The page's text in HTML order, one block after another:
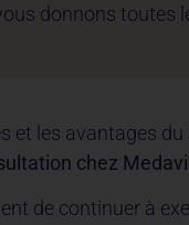
donnons toutes
et les avantages
chez
de continuer à